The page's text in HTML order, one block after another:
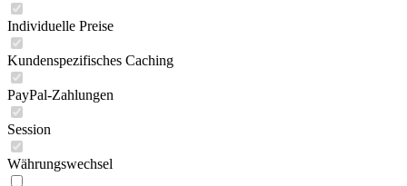
Individuelle Preise
Kundenspezifisches Caching
PayPal-Zahlungen
Session
Währungswechsel